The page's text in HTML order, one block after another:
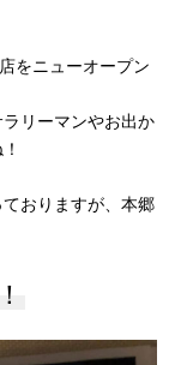
をニューオープン
リーマンやお出か
おりますが、本郷